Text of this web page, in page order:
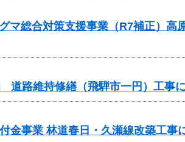
総合対策支援事業（R7補正）高
路維持修繕（飛騨市一円）工事
金事業 林道春日・久瀬線改築工事